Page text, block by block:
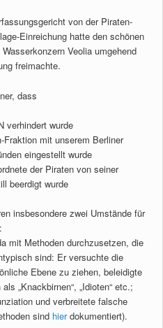
von der Piraten-
Einreichung hatte den schönen
Veolia umgehend
freimachte.
dass
verhindert wurde
mit unserem Berliner
eingestellt wurde
der Piraten von seiner
beerdigt wurde
insbesondere zwei Umstände für
mit Methoden durchzusetzen, die
sind: Er versuchte die
Ebene zu ziehen, beleidigte
„Knackbirnen“, „Idioten“ etc.;
und verbreitete falsche
sind hierdokumentiert).